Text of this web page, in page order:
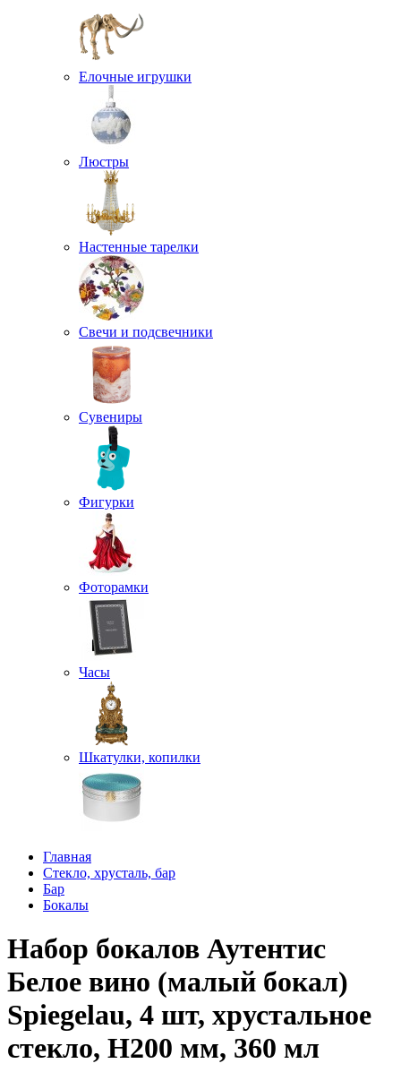
Елочные игрушки
Люстры
Настенные тарелки
Свечи и подсвечники
Сувениры
Фигурки
Фоторамки
Часы
Шкатулки, копилки
Главная
Стекло, хрусталь, бар
Бар
Бокалы
Набор бокалов Аутентис
Белое вино (малый бокал)
Spiegelau, 4 шт, хрустальное
стекло, Н200 мм, 360 мл